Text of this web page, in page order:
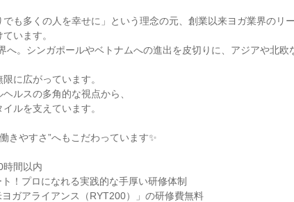
でも多くの人を幸せに」という理念の元、創業以来ヨガ業界のリ
います。
へ。シンガポールやベトナムへの進出を皮切りに、アジアや北欧
に広がっています。
ルスの多角的な視点から、
ルを支えています。
きやすさ”へもこだわっています✨
時間以内
！プロになれる実践的な手厚い研修体制
ガアライアンス（RYT200）」の研修費無料